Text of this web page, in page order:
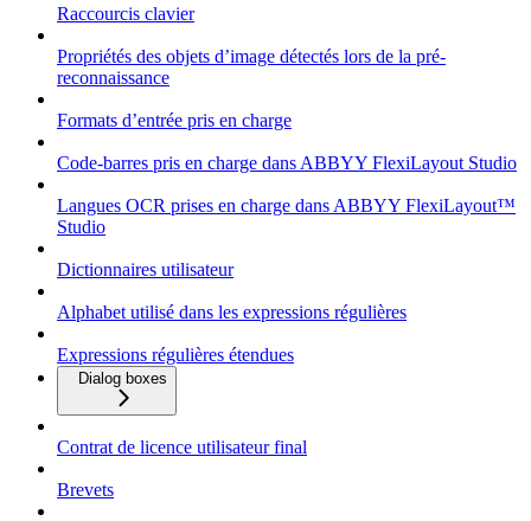
Raccourcis clavier
Propriétés des objets d’image détectés lors de la pré-
reconnaissance
Formats d’entrée pris en charge
Code-barres pris en charge dans ABBYY FlexiLayout Studio
Langues OCR prises en charge dans ABBYY FlexiLayout™
Studio
Dictionnaires utilisateur
Alphabet utilisé dans les expressions régulières
Expressions régulières étendues
Dialog boxes
Contrat de licence utilisateur final
Brevets